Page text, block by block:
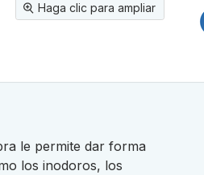
Haga clic para ampliar
le permite dar forma
los inodoros, los